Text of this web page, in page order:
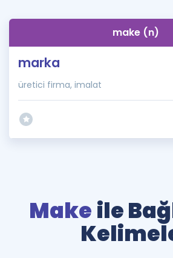
make (n)
marka
üretici firma, imalat
Make ile